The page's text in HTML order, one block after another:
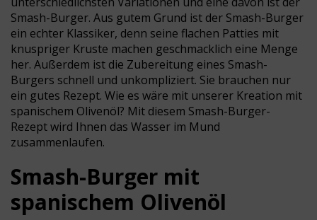
Smash-Burger. Aus gutem Grund ist der Smash-Burger
ein echter Klassiker, denn seine flachen Patties mit
knuspriger Kruste machen geschmacklich eine Menge
her. Außerdem ist die Zubereitung eines Smash-
Burgers schnell und unkompliziert. Sie brauchen nur
ein gutes Rezept. Wie es wäre mit unserer Kreation mit
spanischem Olivenöl? Mit diesem Smash-Burger-
Rezept wird Ihnen das Wasser im Mund
zusammenlaufen.
Smash-Burger mit
spanischem Olivenöl